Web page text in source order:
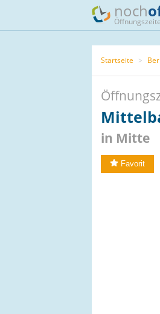
noch
Startseite >
in Mitte
Favorit